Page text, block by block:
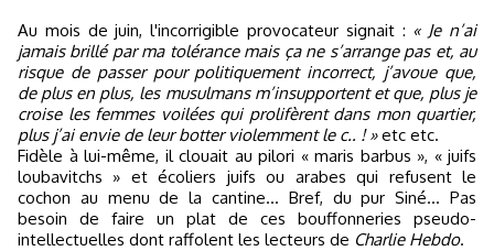
Au mois de juin, l'incorrigible provocateur signait : « Je n’ai
jamais brillé par ma tolérance mais ça ne s’arrange pas et, au
risque de passer pour politiquement incorrect, j’avoue que,
de plus en plus, les musulmans m’insupportent et que, plus je
croise les femmes voilées qui prolifèrent dans mon quartier,
plus j’ai envie de leur botter violemment le c.. ! »etc etc.
Fidèle à lui-même, il clouait au pilori « maris barbus », « juifs
loubavitchs » et écoliers juifs ou arabes qui refusent le
cochon au menu de la cantine... Bref, du pur Siné... Pas
besoin de faire un plat de ces bouffonneries pseudo-
intellectuelles dont raffolent les lecteurs de Charlie Hebdo.